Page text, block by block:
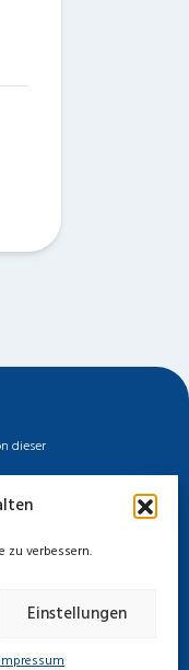
zu verbessern.
Einstellungen
dieser
Neben